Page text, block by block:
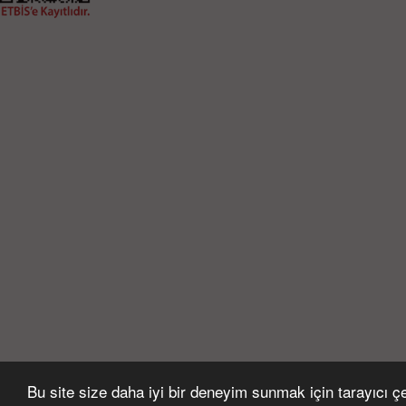
Bu site size daha iyi bir deneyim sunmak için tarayıcı